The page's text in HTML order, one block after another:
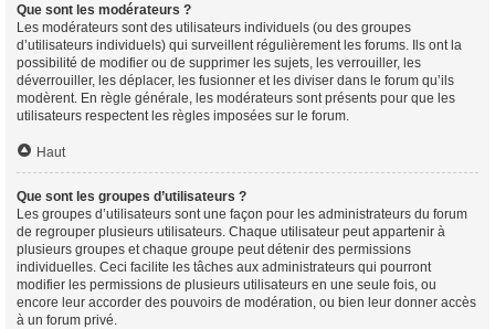
Que sont les modérateurs ?
Les modérateurs sont des utilisateurs individuels (ou des groupes
d’utilisateurs individuels) qui surveillent régulièrement les forums. Ils ont la
possibilité de modifier ou de supprimer les sujets, les verrouiller, les
déverrouiller, les déplacer, les fusionner et les diviser dans le forum qu’ils
modèrent. En règle générale, les modérateurs sont présents pour que les
utilisateurs respectent les règles imposées sur le forum.
Haut
Que sont les groupes d’utilisateurs ?
Les groupes d’utilisateurs sont une façon pour les administrateurs du forum
de regrouper plusieurs utilisateurs. Chaque utilisateur peut appartenir à
plusieurs groupes et chaque groupe peut détenir des permissions
individuelles. Ceci facilite les tâches aux administrateurs qui pourront
modifier les permissions de plusieurs utilisateurs en une seule fois, ou
encore leur accorder des pouvoirs de modération, ou bien leur donner accès
à un forum privé.